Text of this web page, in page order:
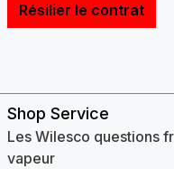
Résilier le contrat
Shop Service
Les Wilesco questions
vapeur